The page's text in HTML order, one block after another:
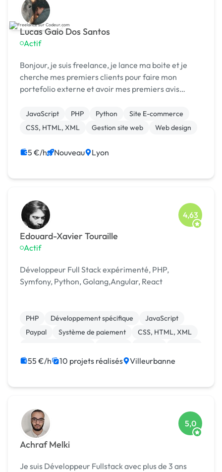
Lucas Gaio Dos Santos
Actif
Bonjour, je suis freelance, je lance ma boite et je
cherche mes premiers clients pour faire mon
portefolio externe et avoir mes premiers avis
JavaScript PHP Python
Site E-commerce
CSS, HTML, XML
Gestion site web Web design
5 €/h Nouveau Lyon
Edouard-Xavier Touraille
Actif
4,63
Développeur Full Stack expérimenté, PHP,
Symfony, Python, Golang,Angular, React
PHP Développement spécifique
JavaScript
Paypal
Système de paiement
CSS, HTML, XML
55 €/h 10 projets réalisés Villeurbanne
Achraf Melki
5,0
Je suis Développeur Fullstack avec plus de 3 ans